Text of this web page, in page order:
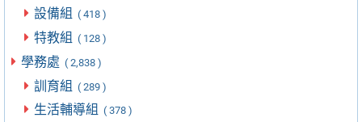
設備組 ( 418 )
特教組 ( 128 )
學務處 ( 2,838 )
訓育組 ( 289 )
生活輔導組 ( 378 )